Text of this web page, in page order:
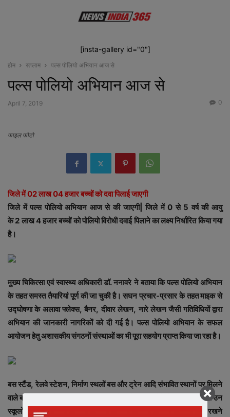
[insta-gallery id="0"]
होम रतलाम पल्स पोलियो अभियान आज से
पल्स पोलियो अभियान आज से
April 7, 2019 0
फाइल फोटो
जिले में 02 लाख 04 हजार बच्चों को दवा पिलाई जाएगी
जिले में पल्स पोलियो अभियान आज से की जाएगी| जिले में 0 से 5 वर्ष की आयु
के 2 लाख 4 हजार बच्चों को पोलियो विरोधी दवाई पिलाने का लक्ष्य निर्धारित किया गया
है।
मुख्य चिकित्सा एवं स्वास्थ्य अधिकारी डॉ. ननावरे ने बताया कि पल्स पोलियो अभियान
के तहत समस्त तैयारियां पूर्ण की जा चुकी है। सघन प्रचार-प्रसार के तहत माइक से
उद्घोषणा के अलावा फ्लेक्स, बैनर, दीवार लेखन, नारे लेखन जैसी गतिविधियों द्वारा
अभियान की जानकारी नागरिकों को दी गई है। पल्स पोलियो अभियान के सफल
आयोजन हेतु अशासकीय संगठनों संस्थाओं का भी पूरा सहयोग प्राप्त किया जा रहा है।
बस स्टैंड, रेलवे स्टेशन, निर्माण स्थलों बस और ट्रेन आदि संभावित स्थानों पर मिलने
वाले बच्चों को दवाई पिलाई जाएगी। 07अप्रैल को रविवार होने से शिक्षा विभाग को उन
स्कूलों के खुले रखने तथा महिला बाल विकास विभाग को आंगनवाड़ियों को खुले रखने